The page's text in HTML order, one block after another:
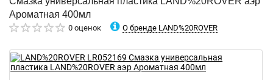
Ароматная 400мл
0 оценок О бренде LAND%20ROVER